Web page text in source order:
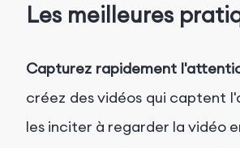
Les meilleures
Capturez rapidement
créez des vidéos qui captent
les inciter à regarder la vidéo